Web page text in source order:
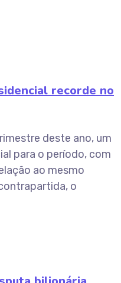
recorde no
deste ano, um
para o período, com
ao mesmo
o